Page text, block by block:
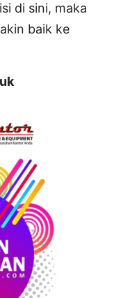
di sini, maka
baik ke